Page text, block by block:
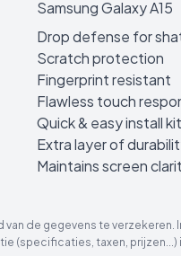
Samsung Galaxy A15
Drop defense for
Scratch protection
Fingerprint resistant
Flawless touch
Quick & easy install kit
Extra layer of
Maintains screen
de gegevens te
(specificaties, taxen,